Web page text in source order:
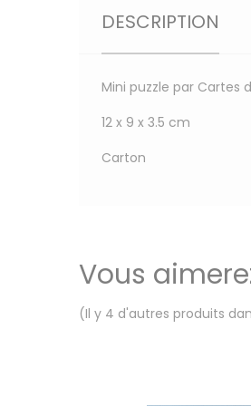
DESCRIPTION
Mini puzzle par Cartes
12 x 9 x 3.5 cm
Carton
Vous
(Il y 4 d'autres produits